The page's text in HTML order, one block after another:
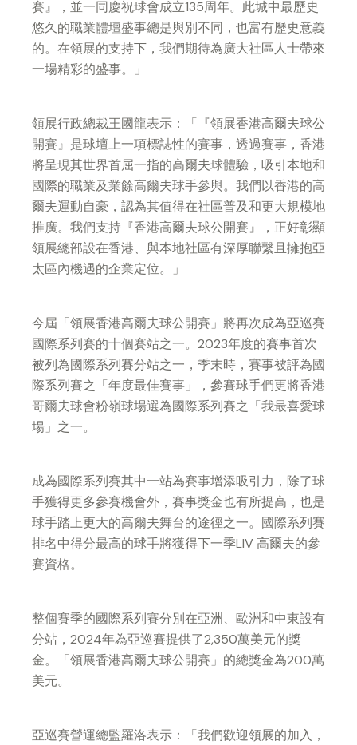
賽』，並一同慶祝球會成立135周年。此城中最歷史
悠久的職業體壇盛事總是與別不同，也富有歷史意義
的。在領展的支持下，我們期待為廣大社區人士帶來
一場精彩的盛事。」
領展行政總裁王國龍表示：「『領展香港高爾夫球公
開賽』是球壇上一項標誌性的賽事，透過賽事，香港
將呈現其世界首屈一指的高爾夫球體驗，吸引本地和
國際的職業及業餘高爾夫球手參與。我們以香港的高
爾夫運動自豪，認為其值得在社區普及和更大規模地
推廣。我們支持『香港高爾夫球公開賽』，正好彰顯
領展總部設在香港、與本地社區有深厚聯繫且擁抱亞
太區內機遇的企業定位。」
今屆「領展香港高爾夫球公開賽」將再次成為亞巡賽
國際系列賽的十個賽站之一。2023年度的賽事首次
被列為國際系列賽分站之一，季末時，賽事被評為國
際系列賽之「年度最佳賽事」，參賽球手們更將香港
哥爾夫球會粉嶺球場選為國際系列賽之「我最喜愛球
場」之一。
成為國際系列賽其中一站為賽事增添吸引力，除了球
手獲得更多參賽機會外，賽事獎金也有所提高，也是
球手踏上更大的高爾夫舞台的途徑之一。國際系列賽
排名中得分最高的球手將獲得下一季LIV 高爾夫的參
賽資格。
整個賽季的國際系列賽分別在亞洲、歐洲和中東設有
分站，2024年為亞巡賽提供了2,350萬美元的獎
金。「領展香港高爾夫球公開賽」的總獎金為200萬
美元。
亞巡賽營運總監羅洛表示：「我們歡迎領展的加入，